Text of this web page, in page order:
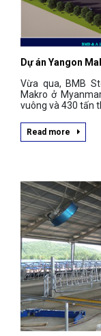
Dự án Yangon
Vừa qua, BMB
Makro ở
vuông và 430 tấn
Read more